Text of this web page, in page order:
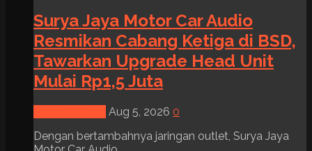
Surya Jaya Motor Car Audio
Resmikan Cabang Ketiga di BSD,
Tawarkan Upgrade Head Unit
Mulai Rp1,5 Juta
Aug 5, 2026 0
Dengan bertambahnya jaringan outlet, Surya Jaya